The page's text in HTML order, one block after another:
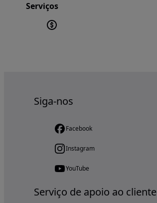
Serviços
Siga-nos
Facebook
Instagram
YouTube
Serviço de apoio ao cliente